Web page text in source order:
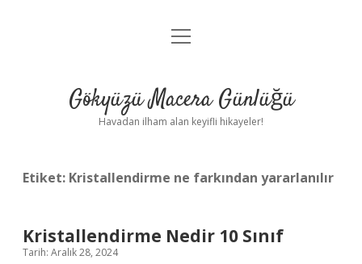
Anasayfa
Yasal Uyarı
menüyü
Gökyüzü Macera Günlüğü
Havadan ilham alan keyifli hikayeler!
Etiket: Kristallendirme ne farkından yararlanılır
Kristallendirme Nedir 10 Sınıf
Tarih: Aralık 28, 2024